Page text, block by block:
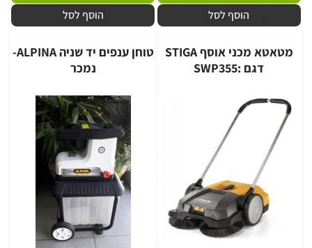
הוסף לסל
הוסף לסל
מטאטא מכני אוסף STIGA
דגם :SWP355
טוחן ענפים יד שניה ALPINA-
נמכר